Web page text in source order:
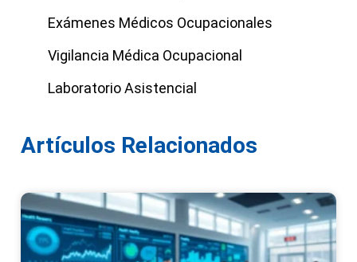
Exámenes Médicos Ocupacionales
Vigilancia Médica Ocupacional
Laboratorio Asistencial
Artículos Relacionados